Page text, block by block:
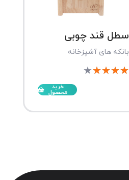
سطل قند چوبی
بانکه های آشپزخانه
★
★
★
★
★
خرید
محصول